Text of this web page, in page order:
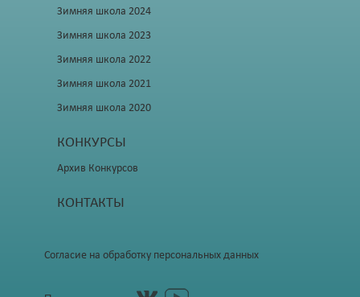
Зимняя школа 2024
Зимняя школа 2023
Зимняя школа 2022
Зимняя школа 2021
Зимняя школа 2020
КОНКУРСЫ
Архив Конкурсов
КОНТАКТЫ
Согласие на обработку персональных данных